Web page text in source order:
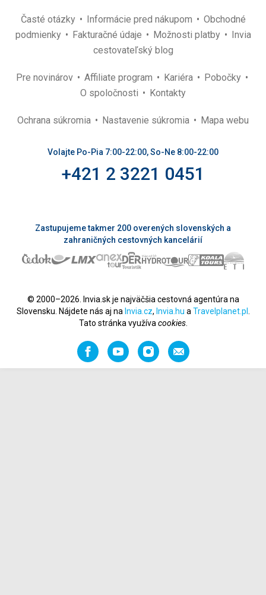
Časté otázky Informácie pred nákupom
Obchodné
podmienky
Fakturačné údaje Možnosti platby
Invia
cestovateľský blog
Pre novinárov Affiliate program Kariéra
Pobočky
O spoločnosti
Kontakty
Ochrana súkromia Nastavenie súkromia Mapa webu
Volajte Po-Pia 7:00-22:00, So-Ne 8:00-22:00
+421 2 3221 0451
Zastupujeme takmer 200 overených slovenských a
zahraničných cestovných kancelárií
© 2000–2026. Invia.sk je najväčšia cestovná agentúra na
Slovensku. Nájdete nás aj na Invia.cz, Invia.hu a Travelplanet.pl
Tato stránka využíva cookies.
FacebookYouTubeInstagramOdporučiť